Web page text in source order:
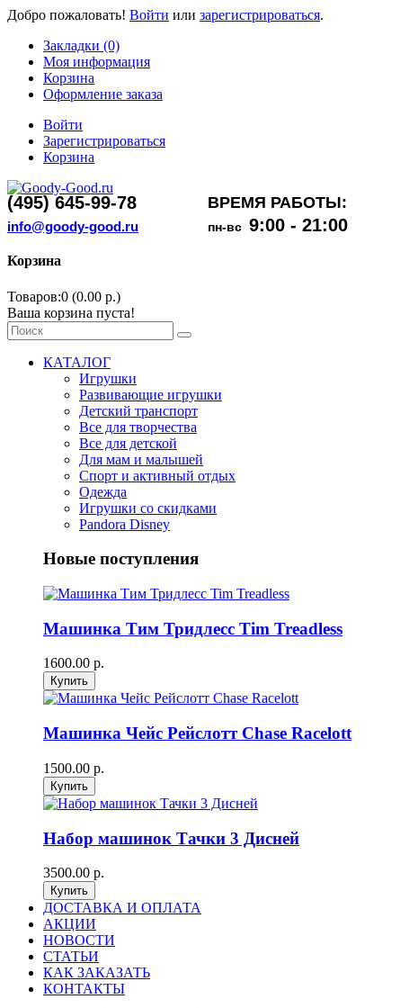
Добро пожаловать! Войти или зарегистрироваться.
Закладки (0)
Моя информация
Корзина
Оформление заказа
Войти
Зарегистрироваться
Корзина
(495) 645-99-78 ВРЕМЯ РАБОТЫ:
info@goody-good.ru пн-вс 9:00 - 21:00
Корзина
Товаров:0 (0.00 р.)
Ваша корзина пуста!
КАТАЛОГ
Игрушки
Развивающие игрушки
Детский транспорт
Все для творчества
Все для детской
Для мам и малышей
Спорт и активный отдых
Одежда
Игрушки со скидками
Pandora Disney
Новые поступления
Машинка Тим Тридлесс Tim Treadless
1600.00 р.
Машинка Чейс Рейслотт Chase Racelott
1500.00 р.
Набор машинок Тачки 3 Дисней
3500.00 р.
ДОСТАВКА И ОПЛАТА
АКЦИИ
НОВОСТИ
СТАТЬИ
КАК ЗАКАЗАТЬ
КОНТАКТЫ